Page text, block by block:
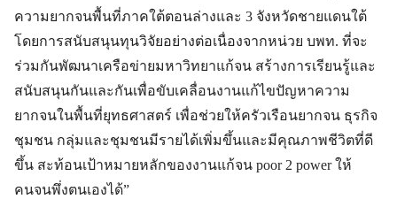
ความยากจนพื้นที่ภาคใต้ตอนล่างและ 3 จังหวัดชายแดนใต้
โดยการสนับสนุนทุนวิจัยอย่างต่อเนื่องจากหน่วย บพท. ที่จะ
ร่วมกันพัฒนาเครือข่ายมหาวิทยาแก้จน สร้างการเรียนรู้และ
สนับสนุนกันและกันเพื่อขับเคลื่อนงานแก้ไขปัญหาความ
ยากจนในพื้นที่ยุทธศาสตร์ เพื่อช่วยให้ครัวเรือนยากจน ธุรกิจ
ชุมชน กลุ่มและชุมชนมีรายได้เพิ่มขึ้นและมีคุณภาพชีวิตที่ดี
ขึ้น สะท้อนเป้าหมายหลักของงานแก้จน poor 2 power ให้
คนจนพึ่งตนเองได้”